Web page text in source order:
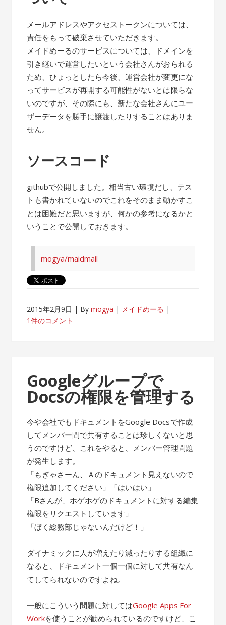
メールアドレスやアクセストークンについては、
責任をもって破棄させていただきます。
メイドめーるのサービスについては、ドメインを
引き継いで運営したいという会社さんがおられる
ため、ひょっとしたら今後、運営会社が変更にな
ってサービスが再開する可能性がないとは限らな
いのですが、その際にも、新たな会社さんにユー
ザーデータを勝手に譲渡したりすることはありま
せん。
ソースコード
githubで公開しました。相当古い環境だし、テス
トも書かれていないのでこれをそのまま動かすこ
とは困難だと思いますが、何かの参考になるかと
いうことで公開しておきます。
mogya/maidmail
2015年2月9日 Bymogya
メイドめーる
1件のコメント
Googleグループで
Docsの権限を管理する
今や会社でもドキュメントをGoogle Docsで作成
してメンバー間で共有することは珍しくないと思
うのですけど、これをやると、メンバー管理問題
が発生します。
「もぎゃさーん、Ａのドキュメント見えないので
権限追加してください」「はいはい」
「Bさんが、ホゲホゲのドキュメントに対する編集
権限をリクエストしています」
「ぼく総務部じゃないんだけど！」
ダイナミックに人が増えたり減ったりする組織に
なると、ドキュメント一個一個に対して共有なん
てしてられないのですよね。
一般にこういう問題に対してはGoogle Apps For
Workを使うことが勧められているのですけど、こ